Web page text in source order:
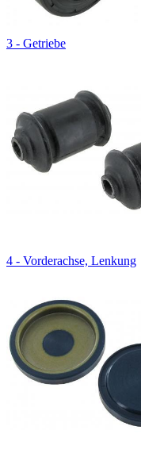
3 - Getriebe
4 - Vorderachse, Lenkung